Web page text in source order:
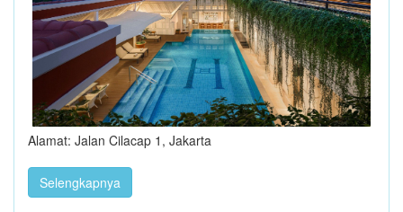
Alamat: Jalan Cilacap 1, Jakarta
Selengkapnya